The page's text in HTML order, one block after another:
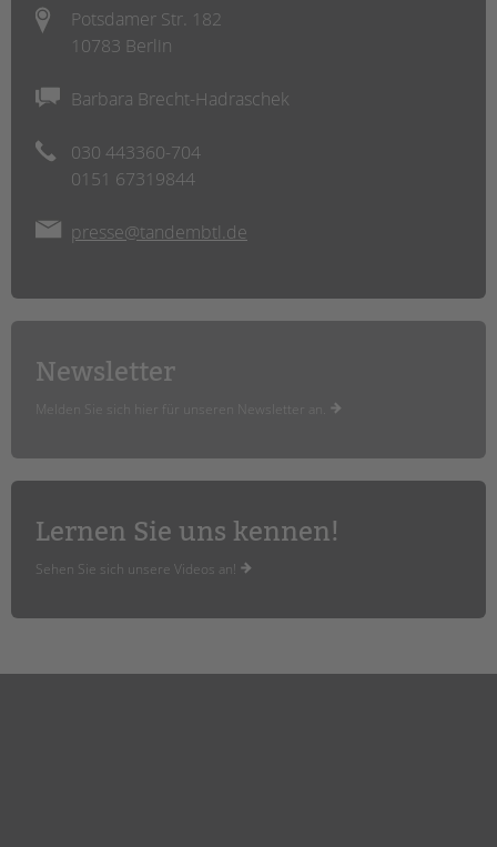
Zertfikatskurse
Seminarräume
STADTTEILARBEIT
PROFIL | LEITBILD
Bereiche im Überblick
Kinder- und Jugendschutz
Gesellschafter VdK
tandem international
KARRIERE
tandem als Arbeitgeberin
unkuerzbar
Briefe an Kai
PRESSE
KONTAKT
Potsdamer Str. 182
10783 Berlin
Barbara Brecht-Hadraschek
030 443360-704
0151 67319844
presse@tandembtl.de
Newsletter
Melden Sie sich hier für unseren Newsletter an.
Lernen Sie uns kennen!
Sehen Sie sich unsere Videos an!